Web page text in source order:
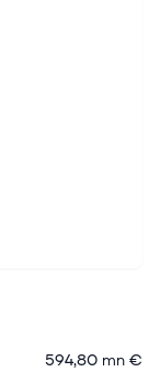
594,80 mn €